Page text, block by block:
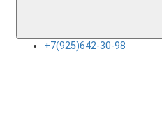
+7(925)642-30-98